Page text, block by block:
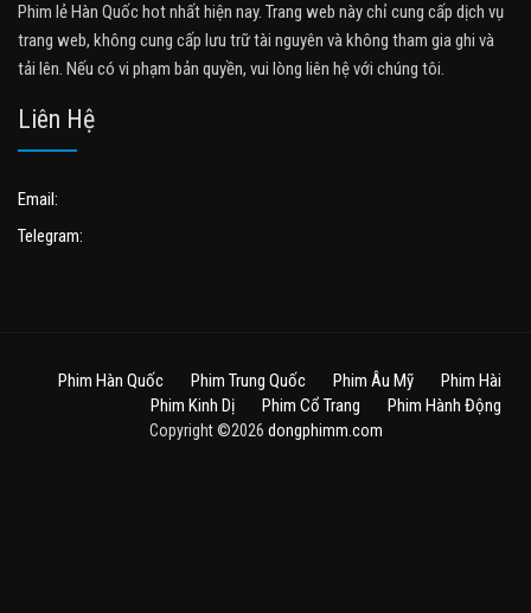
Phim lẻ Hàn Quốc hot nhất hiện nay. Trang web này chỉ cung cấp dịch vụ
trang web, không cung cấp lưu trữ tài nguyên và không tham gia ghi và
tải lên. Nếu có vi phạm bản quyền, vui lòng liên hệ với chúng tôi.
Liên Hệ
Email:
Telegram:
Phim Hàn Quốc Phim Trung Quốc Phim Âu Mỹ
Phim Hài
Phim Kinh Dị
Phim Cổ Trang Phim Hành Động
Copyright ©2026 dongphimm.com